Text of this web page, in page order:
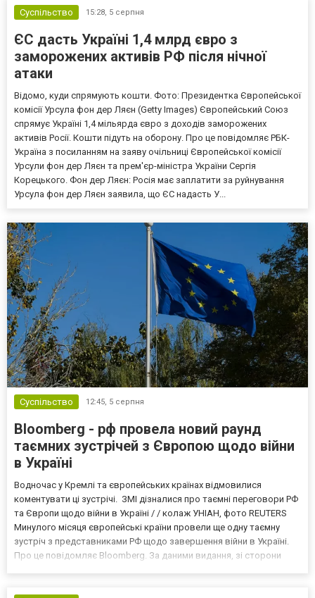
Суспільство 15:28, 5 серпня
ЄС дасть Україні 1,4 млрд євро з
заморожених активів РФ після нічної
атаки
Відомо, куди спрямують кошти. Фото: Президентка Європейської
комісії Урсула фон дер Ляєн (Getty Images) Європейський Союз
спрямує Україні 1,4 мільярда євро з доходів заморожених
активів Росії. Кошти підуть на оборону. Про це повідомляє РБК-
Україна з посиланням на заяву очільниці Європейської комісії
Урсули фон дер Ляєн та прем'єр-міністра України Сергія
Корецького. Фон дер Ляєн: Росія має заплатити за руйнування
Урсула фон дер Ляєн заявила, що ЄС надасть У...
Суспільство 12:45, 5 серпня
Bloomberg - рф провела новий раунд
таємних зустрічей з Європою щодо війни
в Україні
Водночас у Кремлі та європейських країнах відмовилися
коментувати ці зустрічі. ЗМІ дізналися про таємні переговори РФ
та Європи щодо війни в Україні / / колаж УНІАН, фото REUTERS
Минулого місяця європейські країни провели ще одну таємну
зустріч з представниками РФ щодо завершення війни в Україні.
Про це повідомляє Bloomberg. За даними видання, зі сторони